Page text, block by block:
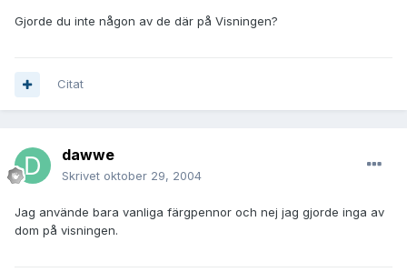
Gjorde du inte någon av de där på Visningen?
Citat
dawwe
Skrivet oktober 29, 2004
Jag använde bara vanliga färgpennor och nej jag gjorde inga av
dom på visningen.